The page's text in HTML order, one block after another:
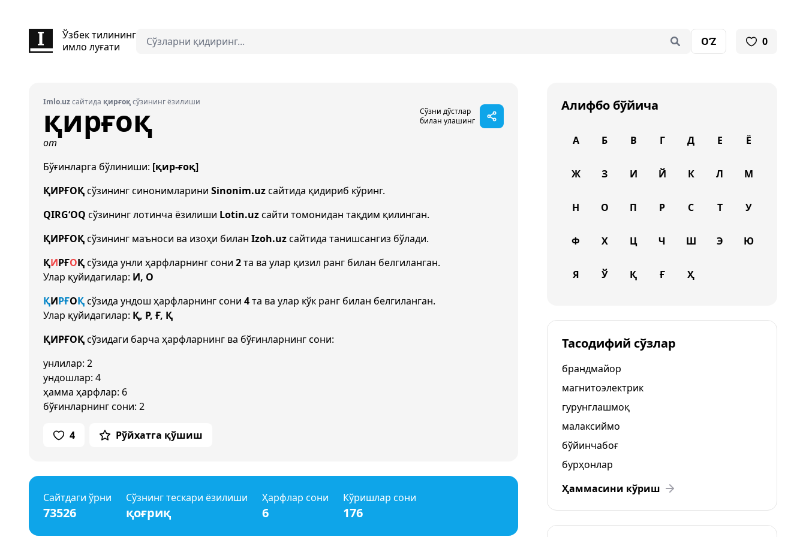
Ўзбек тилининг
имло луғати
O‘Z 0
Imlo.uzсайтида қирғоқсўзининг ёзилиши
қирғоқ
Сўзни дўстлар
билан улашинг
от
Бўғинларга бўлиниши: [қир-ғоқ]
ҚИРҒОҚсўзининг синонимларини Sinonim.uzсайтида қидириб кўринг.
QIRG‘OQ сўзининг лотинча ёзилиши Lotin.uzсайти томонидан тақдим қилинган.
ҚИРҒОҚсўзининг маъноси ва изоҳи билан Izoh.uzсайтида танишсангиз бўлади.
ҚИРҒОҚсўзида унли ҳарфларнинг сони 2та ва улар қизил ранг билан белгиланган.
Улар қуйидагилар: И, О
ҚИРҒОҚсўзида ундош ҳарфларнинг сони 4та ва улар кўк ранг билан белгиланган.
Улар қуйидагилар: Қ, Р, Ғ, Қ
ҚИРҒОҚсўзидаги барча ҳарфларнинг ва бўғинларнинг сони:
унлилар: 2
ундошлар: 4
ҳамма ҳарфлар: 6
бўғинларнинг сони: 2
4 Рўйхатга қўшиш
Сайтдаги ўрни
73526
Сўзнинг тескари ёзилиши
қоғриқ
Ҳарфлар сони
6
Кўришлар сони
176
Алифбо бўйича
А Б В Г Д Е Ё
Ж З И Й К Л М
Н О П Р С Т У
Ф Х Ц Ч Ш Э Ю
Я Ў Қ Ғ Ҳ
Тасодифий сўзлар
брандмайор
магнитоэлектрик
гурунглашмоқ
малаксиймо
бўйинчабоғ
бурҳонлар
Ҳаммасини кўриш